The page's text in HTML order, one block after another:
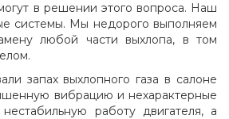
в решении этого вопроса. Наш
системы. Мы недорого выполняем
любой части выхлопа, в том
запах выхлопного газа в салоне
вибрацию и нехарактерные
работу двигателя, а